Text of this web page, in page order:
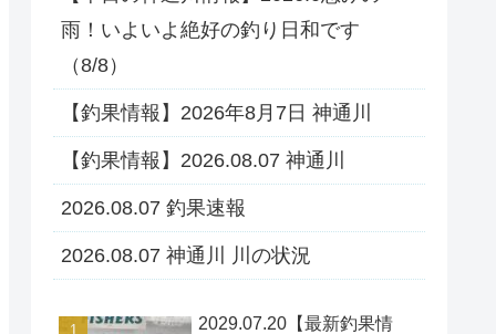
雨！いよいよ絶好の釣り日和です
（8/8）
【釣果情報】2026年8月7日 神通川
【釣果情報】2026.08.07 神通川
2026.08.07 釣果速報
2026.08.07 神通川 川の状況
2029.07.20【最新釣果情